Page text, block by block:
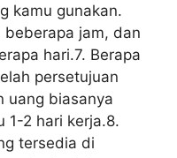
kamu gunakan.
beberapa jam, dan
hari.7. Berapa
persetujuan
uang biasanya
1-2 hari kerja.8.
tersedia di